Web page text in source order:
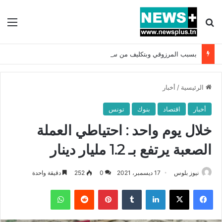
بحث عن
الرئيسية / أخبار
أخبار اقتصاد بنوك تونس
خلال يوم واحد : احتياطي العملة
الصعبة يرتفع بـ 1.2 مليار دينار
نيوز بلوس 17 ديسمبر، 2021 0
252 دقيقة واحدة
فيسبوك X لينكدإن بينتيريست واتساب